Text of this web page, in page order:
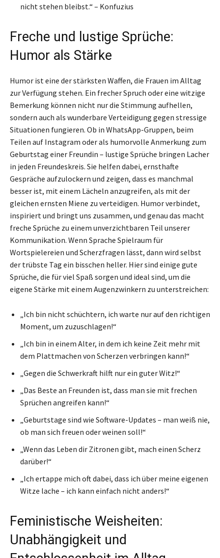
nicht stehen bleibst.“ – Konfuzius
Freche und lustige Sprüche:
Humor als Stärke
Humor ist eine der stärksten Waffen, die Frauen im Alltag
zur Verfügung stehen. Ein frecher Spruch oder eine witzige
Bemerkung können nicht nur die Stimmung aufhellen,
sondern auch als wunderbare Verteidigung gegen stressige
Situationen fungieren. Ob in WhatsApp-Gruppen, beim
Teilen auf Instagram oder als humorvolle Anmerkung zum
Geburtstag einer Freundin – lustige Sprüche bringen Lacher
in jeden Freundeskreis. Sie helfen dabei, ernsthafte
Gespräche aufzulockern und zeigen, dass es manchmal
besser ist, mit einem Lächeln anzugreifen, als mit der
gleichen ernsten Miene zu verteidigen. Humor verbindet,
inspiriert und bringt uns zusammen, und genau das macht
freche Sprüche zu einem unverzichtbaren Teil unserer
Kommunikation. Wenn Sprache Spielraum für
Wortspielereien und Scherzfragen lässt, dann wird selbst
der trübste Tag ein bisschen heller. Hier sind einige gute
Sprüche, die für viel Spaß sorgen und ideal sind, um die
eigene Stärke mit einem Augenzwinkern zu unterstreichen:
„Ich bin nicht schüchtern, ich warte nur auf den richtigen
Moment, um zuzuschlagen!“
„Ich bin in einem Alter, in dem ich keine Zeit mehr mit
dem Plattmachen von Scherzen verbringen kann!“
„Gegen die Schwerkraft hilft nur ein guter Witz!“
„Das Beste an Freunden ist, dass man sie mit frechen
Sprüchen angreifen kann!“
„Geburtstage sind wie Software-Updates – man weiß nie,
ob man sich freuen oder weinen soll!“
„Wenn das Leben dir Zitronen gibt, mach einen Scherz
darüber!“
„Ich ertappe mich oft dabei, dass ich über meine eigenen
Witze lache – ich kann einfach nicht anders!“
Feministische Weisheiten:
Unabhängigkeit und